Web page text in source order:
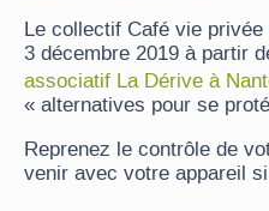
Le collectif Café vie
3 décembre 2019 à partir
associatif La Dérive à
« alternatives pour se
Reprenez le contrôle de
venir avec votre appareil